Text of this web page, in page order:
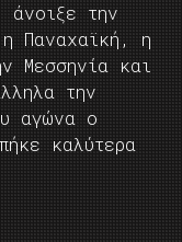
την
Παναχαϊκή, η
Μεσσηνία και
την
αγώνα ο
καλύτερα